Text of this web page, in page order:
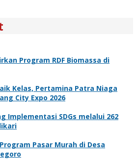
Program RDF Biomassa di
Kelas, Pertamina Patra Niaga
City Expo 2026
Implementasi SDGs melalui 262
Pasar Murah di Desa